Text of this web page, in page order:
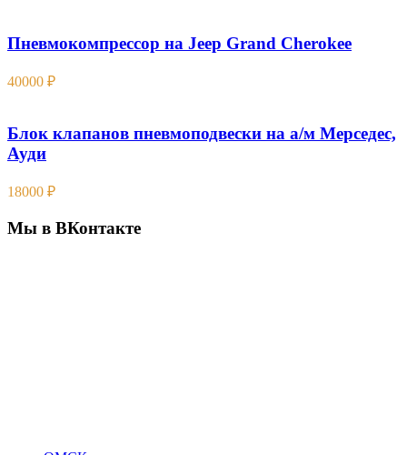
Пневмокомпрессор на Jeep Grand Cherokee
40000 ₽
Блок клапанов пневмоподвески на а/м Мерседес,
Ауди
18000 ₽
Мы в ВКонтакте